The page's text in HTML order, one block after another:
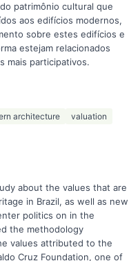
patrimônio cultural que
aos edifícios modernos,
sobre estes edifícios e
estejam relacionados
mais participativos.
architecture
valuation
about the values that are
in Brazil, as well as new
politics on in the
the methodology
values attributed to the
Cruz Foundation, one of